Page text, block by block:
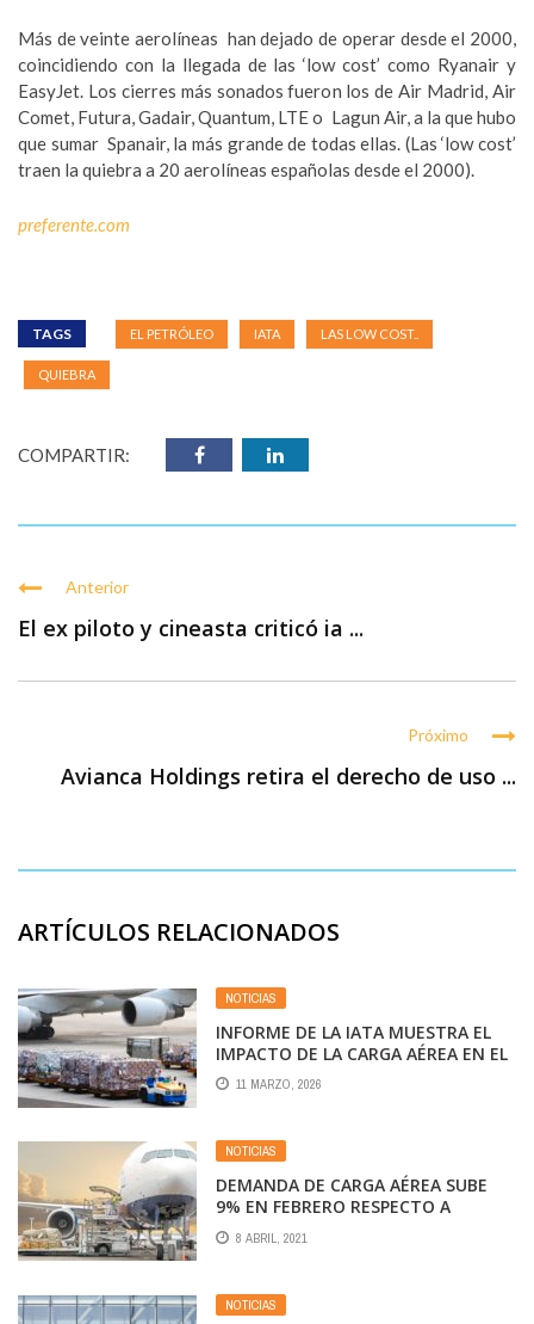
Más de veinte aerolíneas han dejado de operar desde el 2000,
coincidiendo con la llegada de las ‘low cost’ como Ryanair y
EasyJet. Los cierres más sonados fueron los de Air Madrid, Air
Comet, Futura, Gadair, Quantum, LTE o Lagun Air, a la que hubo
que sumar Spanair, la más grande de todas ellas. (Las ‘low cost’
traen la quiebra a 20 aerolíneas españolas desde el 2000).
preferente.com
TAGS EL PETRÓLEO IATA LAS LOW COST..
QUIEBRA
COMPARTIR:
Anterior
El ex piloto y cineasta criticó ia ...
Próximo
Avianca Holdings retira el derecho de uso ...
ARTÍCULOS RELACIONADOS
NOTICIAS
INFORME DE LA IATA MUESTRA EL
IMPACTO DE LA CARGA AÉREA EN EL
COMERCIO MUNDIAL.
11 MARZO, 2026
NOTICIAS
DEMANDA DE CARGA AÉREA SUBE
9% EN FEBRERO RESPECTO A
NIVELES PRE-COVID
8 ABRIL, 2021
NOTICIAS